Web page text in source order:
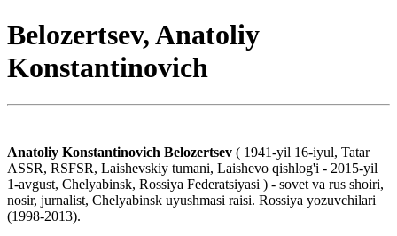
Belozertsev, Anatoliy
Konstantinovich
Anatoliy Konstantinovich Belozertsev ( 1941-yil 16-iyul, Tatar
ASSR, RSFSR, Laishevskiy tumani, Laishevo qishlog'i - 2015-yil
1-avgust, Chelyabinsk, Rossiya Federatsiyasi ) - sovet va rus shoiri,
nosir, jurnalist, Chelyabinsk uyushmasi raisi. Rossiya yozuvchilari
(1998-2013).